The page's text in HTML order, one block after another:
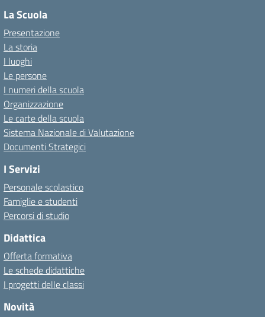
La Scuola
Presentazione
La storia
I luoghi
Le persone
I numeri della scuola
Organizzazione
Le carte della scuola
Sistema Nazionale di Valutazione
Documenti Strategici
I Servizi
Personale scolastico
Famiglie e studenti
Percorsi di studio
Didattica
Offerta formativa
Le schede didattiche
I progetti delle classi
Novità